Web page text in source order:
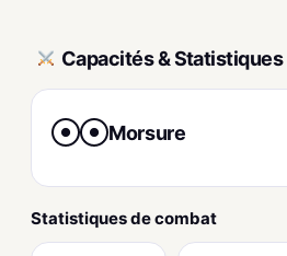
Capacités &
● ● Morsure
Statistiques de combat